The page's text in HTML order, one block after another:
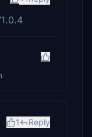
1 Reply